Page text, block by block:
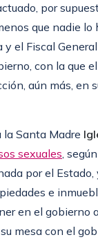
por
que nadie
el Fiscal
con la que
aún más, en
la Santa Madre
sexuales,
por el
e
en el gobierno
mesa con el